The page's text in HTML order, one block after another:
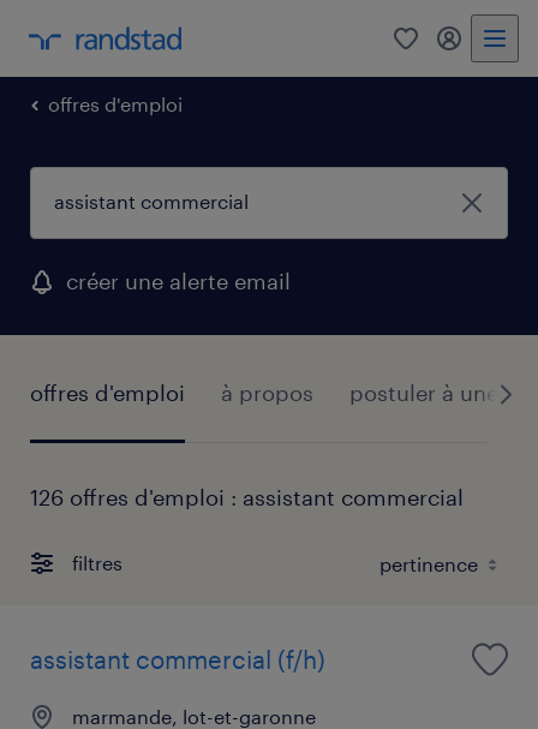
0 mon
offres d'emploi
créer une alerte email
offres d'emploi à propos postuler à une
126 offres d'emploi : assistant commercial
filtres
assistant commercial (f/h)
marmande, lot-et-garonne